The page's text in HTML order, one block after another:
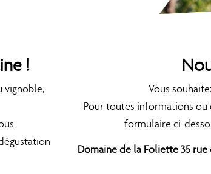
!
vignoble,
Vous
Pour toutes informations
formulaire ci-
Domaine de la Foliette 35 rue